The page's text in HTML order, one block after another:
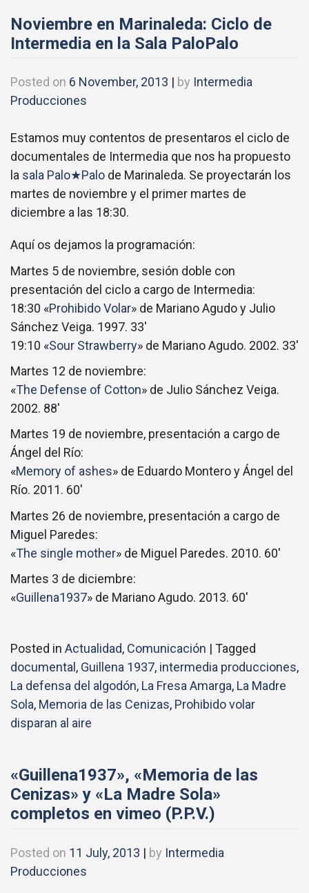
Noviembre en Marinaleda: Ciclo de
Intermedia en la Sala PaloPalo
Posted on 6 November, 2013 | by Intermedia
Producciones
Estamos muy contentos de presentaros el ciclo de
documentales de Intermedia que nos ha propuesto
la sala Palo★Palo de Marinaleda. Se proyectarán los
martes de noviembre y el primer martes de
diciembre a las 18:30.
Aquí os dejamos la programación:
Martes 5 de noviembre, sesión doble con
presentación del ciclo a cargo de Intermedia:
18:30 «Prohibido Volar» de Mariano Agudo y Julio
Sánchez Veiga. 1997. 33′
19:10 «Sour Strawberry» de Mariano Agudo. 2002. 33′
Martes 12 de noviembre:
«The Defense of Cotton» de Julio Sánchez Veiga.
2002. 88′
Martes 19 de noviembre, presentación a cargo de
Ángel del Río:
«Memory of ashes» de Eduardo Montero y Ángel del
Río. 2011. 60′
Martes 26 de noviembre, presentación a cargo de
Miguel Paredes:
«The single mother» de Miguel Paredes. 2010. 60′
Martes 3 de diciembre:
«Guillena1937» de Mariano Agudo. 2013. 60′
Posted in Actualidad, Comunicación | Tagged
documental , Guillena 1937, intermedia producciones,
La defensa del algodón, La Fresa Amarga, La Madre
Sola, Memoria de las Cenizas, Prohibido volar
disparan al aire
«Guillena1937», «Memoria de las
Cenizas» y «La Madre Sola»
completos en vimeo (P.P.V.)
Posted on 11 July, 2013 | by Intermedia
Producciones